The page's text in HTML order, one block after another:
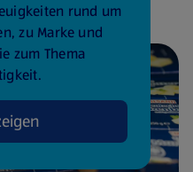
rund um
zu Marke und
zum Thema